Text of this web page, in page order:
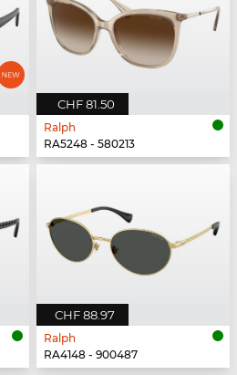
CHF 81.50
Ralph
RA5248 - 580213
CHF 88.97
Ralph
RA4148 - 900487